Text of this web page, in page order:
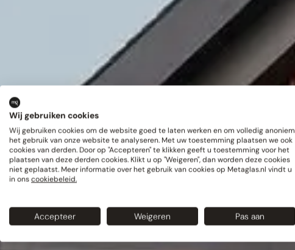
Wij gebruiken cookies
Wij gebruiken cookies om de website goed te laten werken en om volledig anoniem
het gebruik van onze website te analyseren. Met uw toestemming plaatsen we ook
cookies van derden. Door op "Accepteren" te klikken geeft u toestemming voor het
plaatsen van deze derden cookies. Klikt u op "Weigeren", dan worden deze cookies
niet geplaatst. Meer informatie over het gebruik van cookies op Metaglas.nl vindt u
in onscookiebeleid.
Accepteer Weigeren Pas aan